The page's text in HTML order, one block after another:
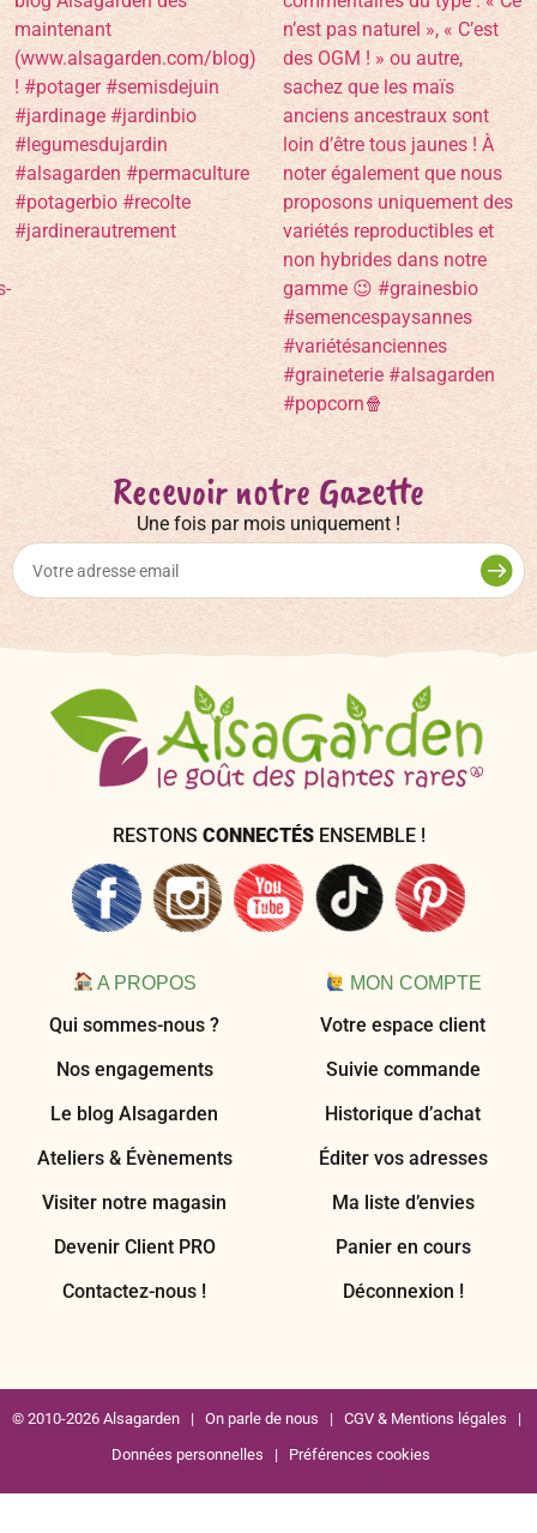
Recevoir notre Gazette
Une fois par mois uniquement !
RESTONS CONNECTÉS ENSEMBLE !
A PROPOS
Qui sommes-nous ?
Nos engagements
Le blog Alsagarden
Ateliers & Évènements
Visiter notre magasin
Devenir Client PRO
Contactez-nous !
MON COMPTE
Votre espace client
Suivie commande
Historique d’achat
Éditer vos adresses
Ma liste d’envies
Panier en cours
Déconnexion !
© 2010-2026 Alsagarden | On parle de nous | CGV & Mentions légales |
Données personnelles | Préférences cookies